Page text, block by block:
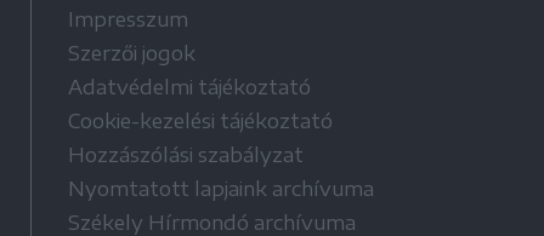
Impresszum
Szerzői jogok
Adatvédelmi tájékoztató
Cookie-kezelési tájékoztató
Hozzászólási szabályzat
Nyomtatott lapjaink archívuma
Székely Hírmondó archívuma